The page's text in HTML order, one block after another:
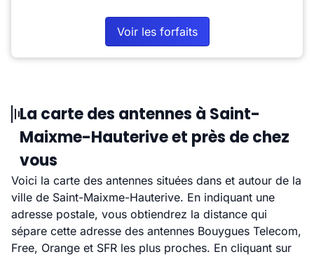
Voir les forfaits
La carte des antennes à Saint-
Maixme-Hauterive et près de chez
vous
Voici la carte des antennes situées dans et autour de la
ville de Saint-Maixme-Hauterive. En indiquant une
adresse postale, vous obtiendrez la distance qui
sépare cette adresse des antennes Bouygues Telecom,
Free, Orange et SFR les plus proches. En cliquant sur